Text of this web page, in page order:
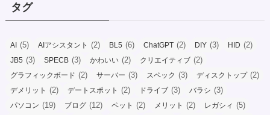
タグ
AI (5) AIアシスタント (2) BL5 (6) ChatGPT (2) DIY (3) HID (2)
JB5 (3) SPECB (3) かわいい (2) クリエイティブ (2)
グラフィックボード (2) サーバー (3) スペック (3) ディスクトップ(2)
デメリット (2) デートスポット (2) ドライブ (3) バラシ (3)
パソコン (19) ブログ (12) ペット (2) メリット (2) レガシィ (5)